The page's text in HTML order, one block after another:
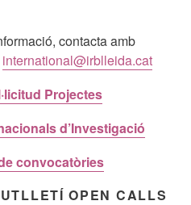
contacta amb
international@irblleida.cat
Projectes
d’Investigació
convocatòries
OPEN CALLS